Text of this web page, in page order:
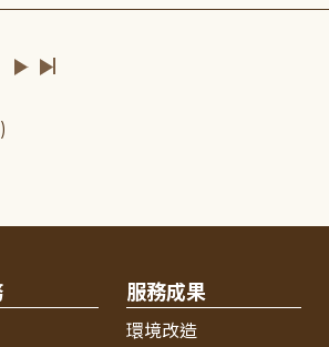
服務成果
環境改造